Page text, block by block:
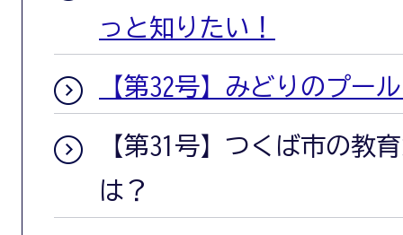
っと知りたい！
【第32号】みどりのプー
【第31号】つくば市の教
は？